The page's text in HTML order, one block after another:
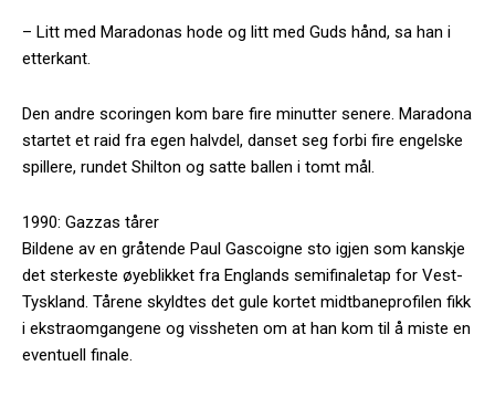
– Litt med Maradonas hode og litt med Guds hånd, sa han i
etterkant.
Den andre scoringen kom bare fire minutter senere. Maradona
startet et raid fra egen halvdel, danset seg forbi fire engelske
spillere, rundet Shilton og satte ballen i tomt mål.
1990: Gazzas tårer
Bildene av en gråtende Paul Gascoigne sto igjen som kanskje
det sterkeste øyeblikket fra Englands semifinaletap for Vest-
Tyskland. Tårene skyldtes det gule kortet midtbaneprofilen fikk
i ekstraomgangene og vissheten om at han kom til å miste en
eventuell finale.